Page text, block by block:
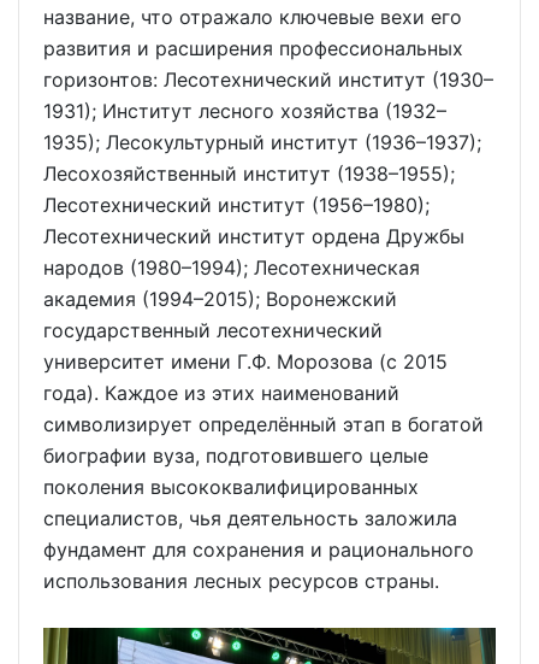
название, что отражало ключевые вехи его
развития и расширения профессиональных
горизонтов: Лесотехнический институт (1930–
1931); Институт лесного хозяйства (1932–
1935); Лесокультурный институт (1936–1937);
Лесохозяйственный институт (1938–1955);
Лесотехнический институт (1956–1980);
Лесотехнический институт ордена Дружбы
народов (1980–1994); Лесотехническая
академия (1994–2015); Воронежский
государственный лесотехнический
университет имени Г.Ф. Морозова (с 2015
года). Каждое из этих наименований
символизирует определённый этап в богатой
биографии вуза, подготовившего целые
поколения высококвалифицированных
специалистов, чья деятельность заложила
фундамент для сохранения и рационального
использования лесных ресурсов страны.